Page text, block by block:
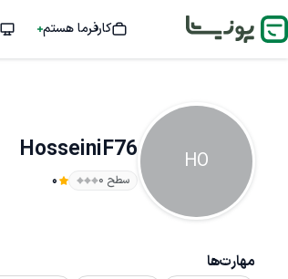
کارفرما هستم
HO
HosseiniF76
سطح ۰ 0
مهارت‌ها